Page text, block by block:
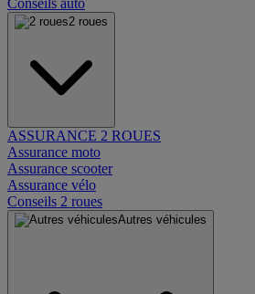
Conseils auto
2 roues
ASSURANCE 2 ROUES
Assurance moto
Assurance scooter
Assurance vélo
Conseils 2 roues
Autres véhicules